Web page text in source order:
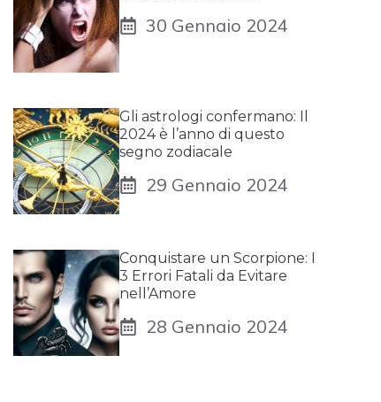
30 Gennaio 2024
Gli astrologi confermano: Il
2024 è l’anno di questo
segno zodiacale
29 Gennaio 2024
Conquistare un Scorpione: I
3 Errori Fatali da Evitare
nell’Amore
28 Gennaio 2024